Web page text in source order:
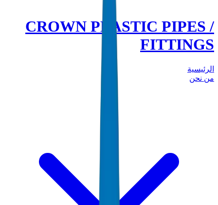
CROWN PLASTIC PIPES /
FITTINGS
الرئيسية
من نحن